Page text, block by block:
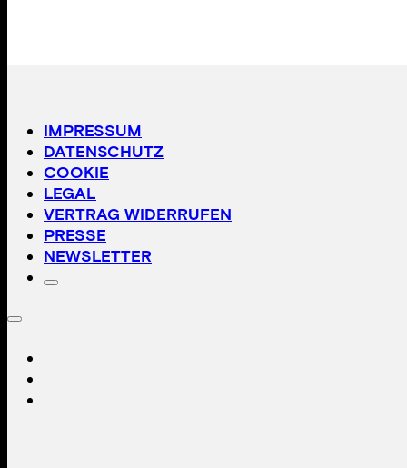
IMPRESSUM
DATENSCHUTZ
COOKIE
LEGAL
VERTRAG WIDERRUFEN
PRESSE
NEWSLETTER